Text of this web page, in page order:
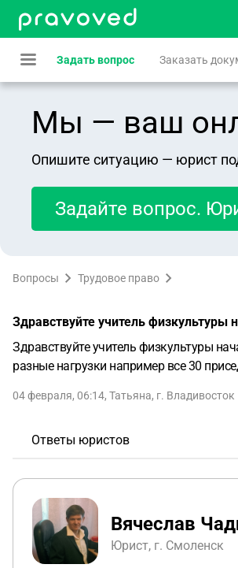
Задать вопрос Заказать
Мы — ваш
Опишите ситуацию — юрист
Задайте вопрос.
Вопросы Трудовое право
Здравствуйте учитель физкультуры
Здравствуйте учитель физкультуры
разные нагрузки например все 30
04 февраля, 06:14, Татьяна, г. Владивосток
Ответы юристов
Вячеслав
Юрист, г. Смоленск